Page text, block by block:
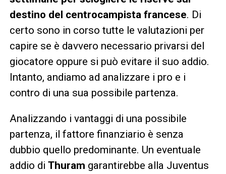
destino del centrocampista francese. Di
certo sono in corso tutte le valutazioni per
capire se è davvero necessario privarsi del
giocatore oppure si può evitare il suo addio.
Intanto, andiamo ad analizzare i pro e i
contro di una sua possibile partenza.
Analizzando i vantaggi di una possibile
partenza, il fattore finanziario è senza
dubbio quello predominante. Un eventuale
addio di Thuram garantirebbe alla Juventus